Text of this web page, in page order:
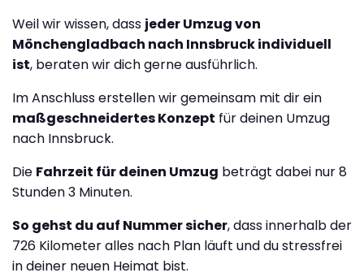
Weil wir wissen, dass jeder Umzug von
Mönchengladbach nach Innsbruck individuell
ist, beraten wir dich gerne ausführlich.
Im Anschluss erstellen wir gemeinsam mit dir ein
maßgeschneidertes Konzept für deinen Umzug
nach Innsbruck.
Die Fahrzeit für deinen Umzug beträgt dabei nur 8
Stunden 3 Minuten.
So gehst du auf Nummer sicher, dass innerhalb der
726 Kilometer alles nach Plan läuft und du stressfrei
in deiner neuen Heimat bist.